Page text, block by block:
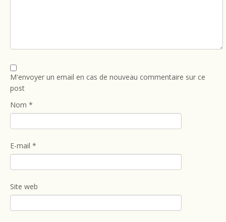
M'envoyer un email en cas de nouveau commentaire sur ce
post
Nom *
E-mail *
Site web